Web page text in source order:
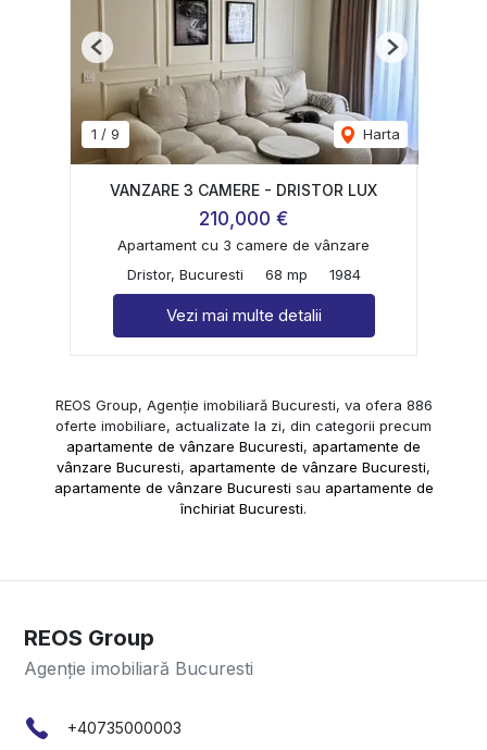
1 / 9 Harta
Previous Next
VANZARE 3 CAMERE - DRISTOR LUX
210,000 €
Apartament cu 3 camere de vânzare
Dristor, Bucuresti
68 mp 1984
Vezi mai multe detalii
REOS Group, Agenție imobiliară Bucuresti, va ofera 886
oferte imobiliare, actualizate la zi, din categorii precum
apartamente de vânzare Bucuresti, apartamente de
vânzare Bucuresti, apartamente de vânzare Bucuresti,
apartamente de vânzare Bucuresti sau apartamente de
închiriat Bucuresti.
REOS Group
Agenție imobiliară Bucuresti
+40735000003